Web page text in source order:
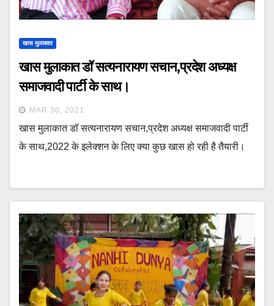
खास मुलाकात
खास मुलाकात डॉ सत्यनारायण सचान,प्रदेश अध्यक्ष
समाजवादी पार्टी के साथ।
MAR 30, 2021
खास मुलाकात डॉ सत्यनारायण सचान,प्रदेश अध्यक्ष समाजवादी पार्टी
के साथ,2022 के इलेक्शन के लिए क्या कुछ खास हो रही है तैयारी।